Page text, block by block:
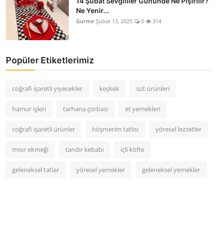
Ne Yenir...
Gurme Şubat 13, 2025 0 314
Popüler Etiketlerimiz
coğrafi işaretli yiyecekler keşkek süt ürünleri
hamur işleri tarhana çorbası et yemekleri
coğrafi işaretli ürünler höşmerim tatlısı yöresel lezzetler
mısır ekmeği tandır kebabı içli köfte
geleneksel tatlar yöresel yemekler geleneksel yemekler